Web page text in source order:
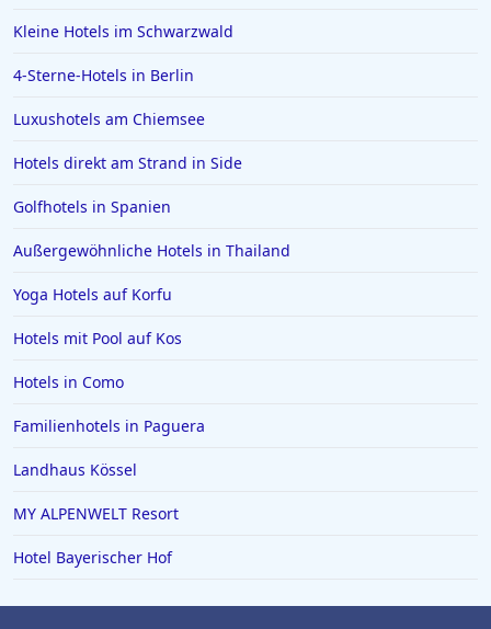
Kleine Hotels im Schwarzwald
4-Sterne-Hotels in Berlin
Luxushotels am Chiemsee
Hotels direkt am Strand in Side
Golfhotels in Spanien
Außergewöhnliche Hotels in Thailand
Yoga Hotels auf Korfu
Hotels mit Pool auf Kos
Hotels in Como
Familienhotels in Paguera
Landhaus Kössel
MY ALPENWELT Resort
Hotel Bayerischer Hof